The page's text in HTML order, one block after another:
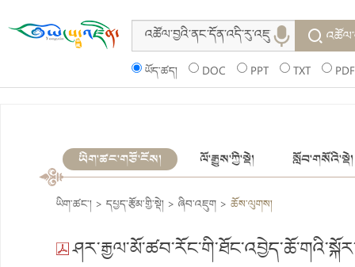
ཡོད་ཚད། DOC PPT TXT PDF
ཡིག་ཚང་གཙོ་ངོས། ལོ་རྒྱུས་ཀྱི་སྡེ། སློབ་གསོའི་སྡེ།
ཡིག་ཚང་། > དཔྱད་རྩོམ་གྱི་སྡེ། > ཞིབ་འཇུག > ཆོས་ལུགས།